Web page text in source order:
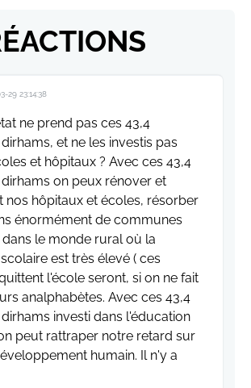
29 23:14:38
ne prend pas ces 43,4
et ne les investis pas
et hôpitaux ? Avec ces 43,4
on peux rénover et
nos hôpitaux et écoles, résorber
énormément de communes
le monde rural où la
est très élevé ( ces
l'école seront, si on ne fait
analphabètes. Avec ces 43,4
investi dans l'éducation
peut rattraper notre retard sur
humain. Il n'y a